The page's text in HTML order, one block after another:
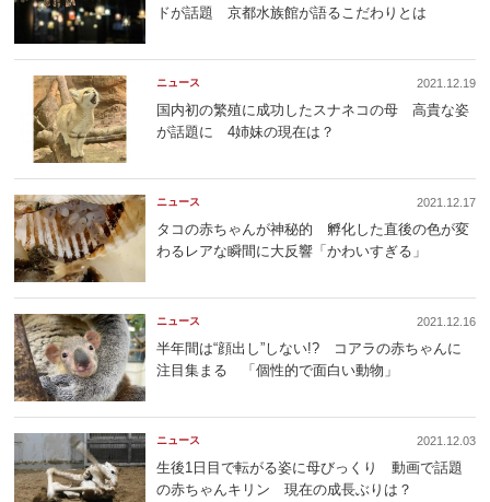
ドが話題 京都水族館が語るこだわりとは
ニュース 2021.12.19
国内初の繁殖に成功したスナネコの母 高貴な姿
が話題に 4姉妹の現在は？
ニュース 2021.12.17
タコの赤ちゃんが神秘的 孵化した直後の色が変
わるレアな瞬間に大反響「かわいすぎる」
ニュース 2021.12.16
半年間は“顔出し”しない!? コアラの赤ちゃんに
注目集まる 「個性的で面白い動物」
ニュース 2021.12.03
生後1日目で転がる姿に母びっくり 動画で話題
の赤ちゃんキリン 現在の成長ぶりは？